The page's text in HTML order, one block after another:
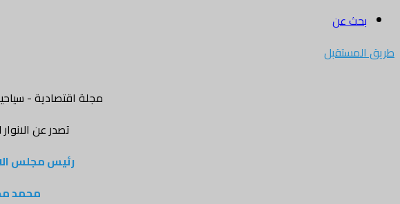
بحث عن
طريق المستقبل
مجلة اقتصادية -
تصدر عن
رئيس مجلس
محمد